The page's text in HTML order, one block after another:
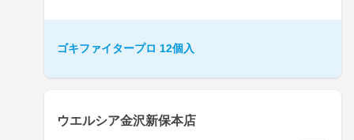
ゴキファイタープロ 12個入
ウエルシア金沢新保本店